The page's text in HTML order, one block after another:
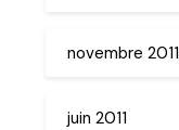
novembre 2011
juin 2011